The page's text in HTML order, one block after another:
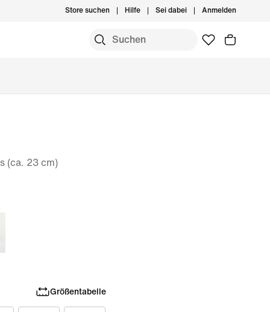
Store suchen Hilfe Sei dabei Anmelden
(ca. 23 cm)
Größentabelle